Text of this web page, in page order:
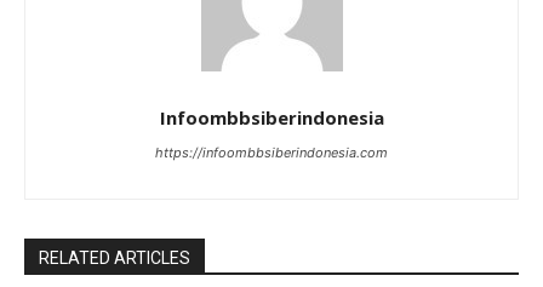
Infoombbsiberindonesia
https://infoombbsiberindonesia.com
RELATED ARTICLES